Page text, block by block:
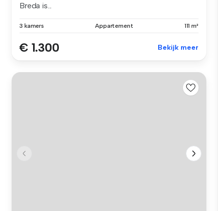
Breda is...
3 kamers Appartement 111 m²
€ 1.300 Bekijk meer